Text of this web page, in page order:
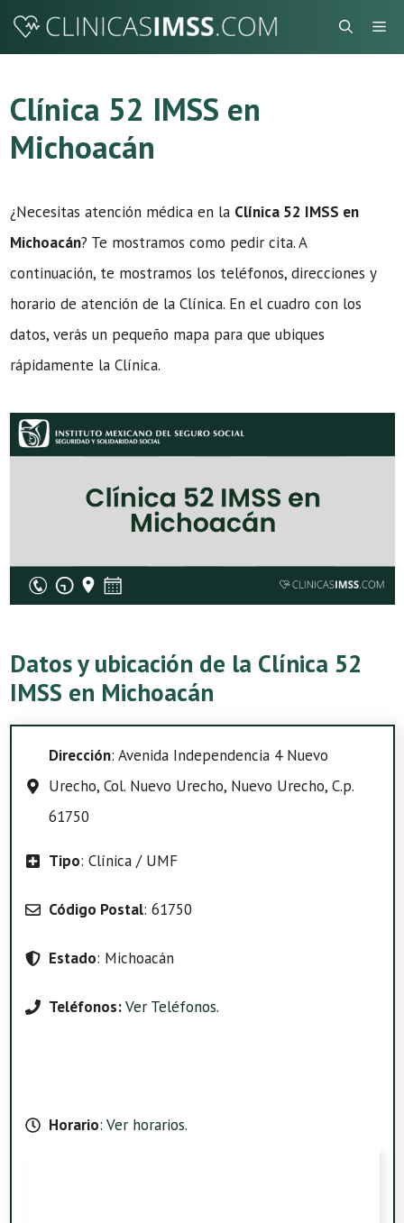
Saltar
Clínica 52 IMSS en
Michoacán
¿Necesitas atención médica en la Clínica 52 IMSS en
Michoacán? Te mostramos como pedir cita. A
continuación, te mostramos los teléfonos, direcciones y
horario de atención de la Clínica. En el cuadro con los
datos, verás un pequeño mapa para que ubiques
rápidamente la Clínica.
Datos y ubicación de la Clínica 52
IMSS en Michoacán
Dirección: Avenida Independencia 4 Nuevo
Urecho, Col. Nuevo Urecho, Nuevo Urecho, C.p.
61750
Tipo: Clínica / UMF
Código Postal: 61750
Estado: Michoacán
Teléfonos:Ver Teléfonos.
Horario: Ver horarios.